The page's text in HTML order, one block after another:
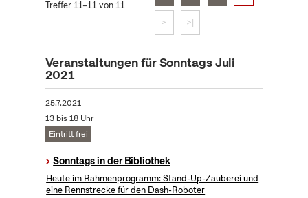
Treffer 11–11 von 11
>
>|
Veranstaltungen für Sonntags Juli
2021
25.7.2021
13 bis 18 Uhr
Eintritt frei
Sonntags in der Bibliothek
Heute im Rahmenprogramm: Stand-Up-Zauberei und
eine Rennstrecke für den Dash-Roboter